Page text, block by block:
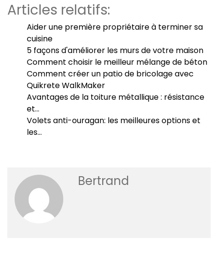
Articles relatifs:
Aider une première propriétaire à terminer sa
cuisine
5 façons d'améliorer les murs de votre maison
Comment choisir le meilleur mélange de béton
Comment créer un patio de bricolage avec
Quikrete WalkMaker
Avantages de la toiture métallique : résistance
et…
Volets anti-ouragan: les meilleures options et
les…
Bertrand